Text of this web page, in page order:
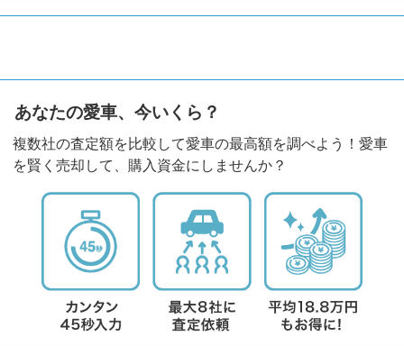
あなたの愛車、今いくら？
複数社の査定額を比較して愛車の最高額を調べよう！愛車
を賢く売却して、購入資金にしませんか？